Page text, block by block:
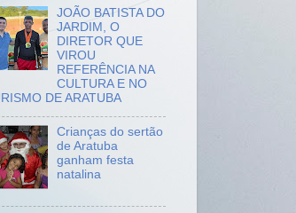
JOÃO BATISTA DO
JARDIM, O
DIRETOR QUE
VIROU
REFERÊNCIA NA
CULTURA E NO
DE ARATUBA
Crianças do sertão
de Aratuba
ganham festa
natalina